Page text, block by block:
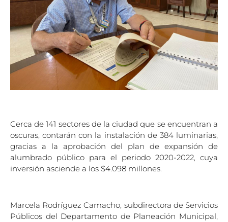
Cerca de 141 sectores de la ciudad que se encuentran a
oscuras, contarán con la instalación de 384 luminarias,
gracias a la aprobación del plan de expansión de
alumbrado público para el periodo 2020-2022, cuya
inversión asciende a los $4.098 millones.
Marcela Rodríguez Camacho, subdirectora de Servicios
Públicos del Departamento de Planeación Municipal,